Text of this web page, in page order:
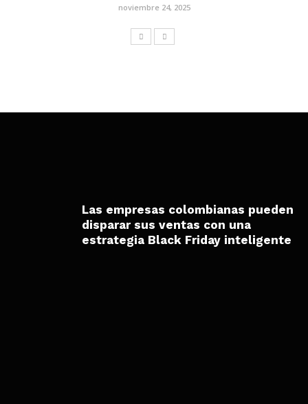
noviembre 24, 2025
Las empresas colombianas pueden
disparar sus ventas con una
estrategia Black Friday inteligente